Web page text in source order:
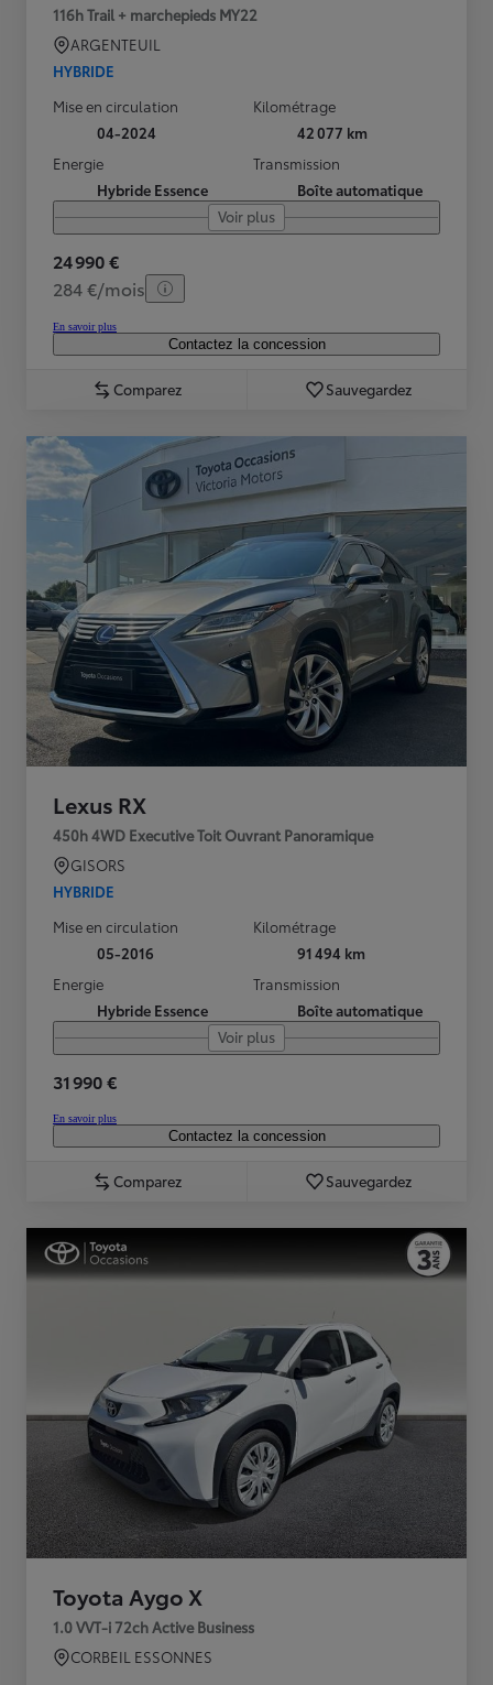
116h Trail + marchepieds MY22
ARGENTEUIL
HYBRIDE
Mise en circulation
04-2024
Kilométrage
42 077 km
Energie
Hybride Essence
Transmission
Boîte automatique
Voir plus
24 990 €
284 €/mois
En savoir plus
Contactez la concession
Comparez Sauvegardez
Lexus RX
450h 4WD Executive Toit Ouvrant Panoramique
GISORS
HYBRIDE
Mise en circulation
05-2016
Kilométrage
91 494 km
Energie
Hybride Essence
Transmission
Boîte automatique
Voir plus
31 990 €
En savoir plus
Contactez la concession
Comparez Sauvegardez
Toyota Aygo X
1.0 VVT-i 72ch Active Business
CORBEIL ESSONNES